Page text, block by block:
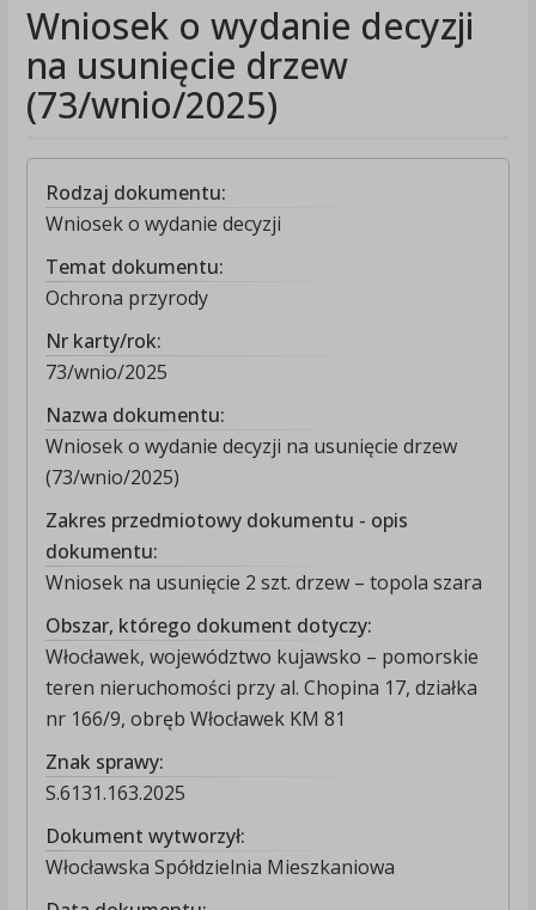
Wniosek o wydanie decyzji
na usunięcie drzew
(73/wnio/2025)
Rodzaj dokumentu:
Wniosek o wydanie decyzji
Temat dokumentu:
Ochrona przyrody
Nr karty/rok:
73/wnio/2025
Nazwa dokumentu:
Wniosek o wydanie decyzji na usunięcie drzew
(73/wnio/2025)
Zakres przedmiotowy dokumentu - opis
dokumentu:
Wniosek na usunięcie 2 szt. drzew – topola szara
Obszar, którego dokument dotyczy:
Włocławek, województwo kujawsko – pomorskie
teren nieruchomości przy al. Chopina 17, działka
nr 166/9, obręb Włocławek KM 81
Znak sprawy:
S.6131.163.2025
Dokument wytworzył:
Włocławska Spółdzielnia Mieszkaniowa